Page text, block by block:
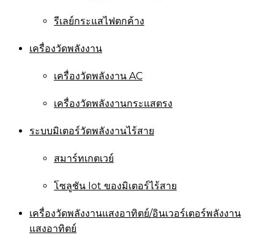
รีเลย์กระแสไฟตกค้าง
เครื่องวัดพลังงาน
เครื่องวัดพลังงาน AC
เครื่องวัดพลังงานกระแสตรง
ระบบมิเตอร์วัดพลังงานไร้สาย
สมาร์ทเกตเวย์
โซลูชัน Iot ของมิเตอร์ไร้สาย
เครื่องวัดพลังงานแสงอาทิตย์/อินเวอร์เตอร์พลังงาน
แสงอาทิตย์